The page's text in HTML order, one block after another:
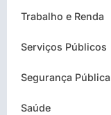
Trabalho e Renda
Serviços Públicos
Segurança Pública
Saúde